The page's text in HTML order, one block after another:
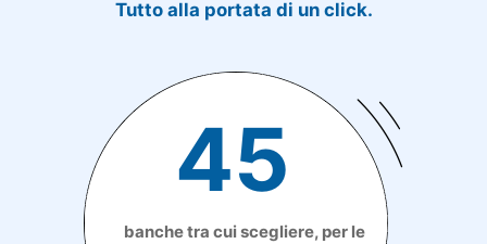
Tutto alla portata di un click.
45
banche tra cui scegliere, per le